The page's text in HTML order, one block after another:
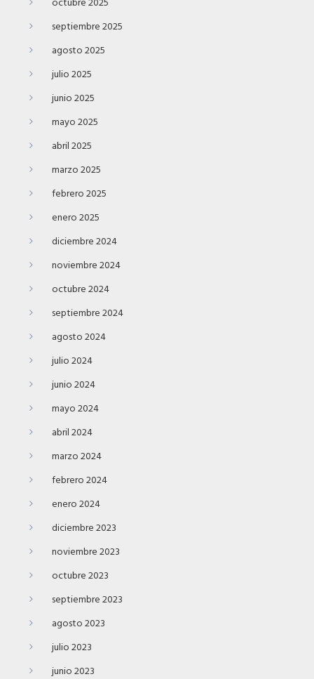
octubre 2025
septiembre 2025
agosto 2025
julio 2025
junio 2025
mayo 2025
abril 2025
marzo 2025
febrero 2025
enero 2025
diciembre 2024
noviembre 2024
octubre 2024
septiembre 2024
agosto 2024
julio 2024
junio 2024
mayo 2024
abril 2024
marzo 2024
febrero 2024
enero 2024
diciembre 2023
noviembre 2023
octubre 2023
septiembre 2023
agosto 2023
julio 2023
junio 2023